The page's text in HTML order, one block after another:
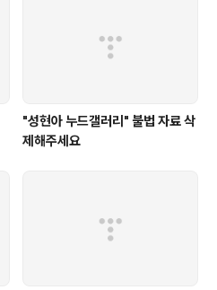
"성현아 누드갤러리" 불법 자료 삭
제해주세요